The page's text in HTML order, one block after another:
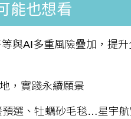
能也想看
與AI多重風險疊加，提
，實踐永續願景
選、牡蠣砂毛毯…星宇
命的轉折點？ 醫務社 【